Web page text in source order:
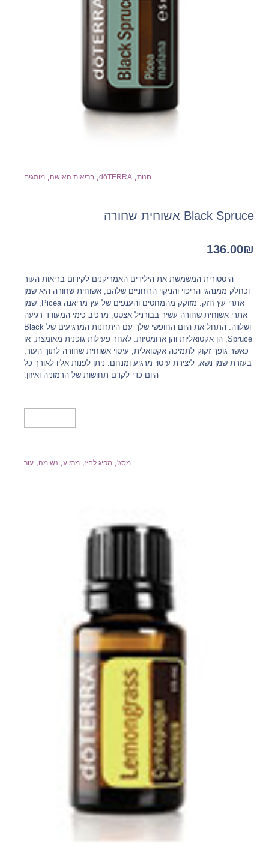
חנות,
dōTERRA
, בריאות האישה, מותגים
Black Spruce אשוחית שחורה
136.00₪
היסטורית המשמשת את הילידים האמריקנים לקידום בריאות העור
וכחלק ממנהגי הריפוי והניקוי הרוחניים שלהם, אשוחית שחורה היא שמן
אתרי עץ חזק. מזוקק מהמחטים והענפים של עץ מריאנה Picea, שמן
אתרי אשוחית שחורה עשיר בבורניל אצטט, מרכיב כימי המעודד רגיעה
ושלווה. התחל את היום החופשי שלך עם היתרונות המרגיעים של Black
Spruce, הן אקטואליות והן ארומטיות. לאחר פעילות גופנית מאומצת, או
כאשר גופך זקוק לתמיכה אקטואלית, עיסוי אשוחית שחורה לתוך העור,
בעזרת שמן נשא, ליצירת עיסוי מרגיע ומנחם. ניתן לפנות אליו לאורך כל
היום כדי לקדם תחושות של הרמוניה ואיזון.
מסג', מפיג לחץ, מרגיע, נשימה, עור